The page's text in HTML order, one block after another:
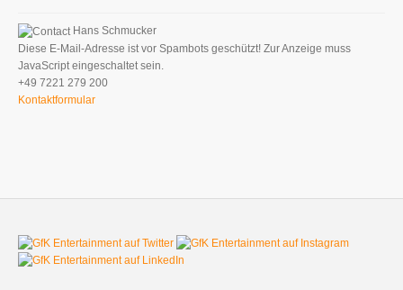
Hans Schmucker
Diese E-Mail-Adresse ist vor Spambots geschützt! Zur Anzeige muss
JavaScript eingeschaltet sein.
+49 7221 279 200
Kontaktformular